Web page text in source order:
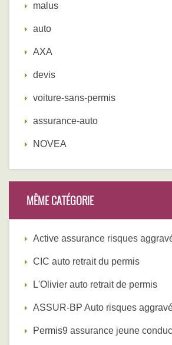
malus
auto
AXA
devis
voiture-sans-permis
assurance-auto
NOVEA
MÊME CATÉGORIE
Active assurance risques
CIC auto retrait du permis
L'Olivier auto retrait de permis
ASSUR-BP Auto risques
Permis9 assurance jeune